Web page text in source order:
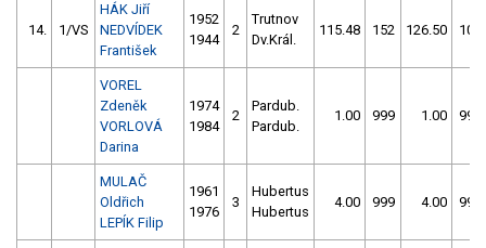
14. 1/VS
HÁK Jiří
NEDVÍDEK
František
1952
1944
2
Trutnov
Dv.Král.
115.48 152 126.50 106
VOREL
Zdeněk
VORLOVÁ
Darina
1974
1984
2
Pardub.
Pardub.
1.00 999 1.00 999
MULAČ
Oldřich
LEPÍK Filip
1961
1976
3
Hubertus
Hubertus
4.00 999 4.00 999